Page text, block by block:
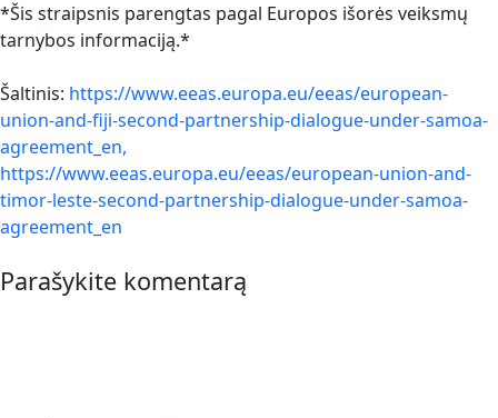
*Šis straipsnis parengtas pagal Europos išorės veiksmų
tarnybos informaciją.*
Šaltinis: https://www.eeas.europa.eu/eeas/european-
union-and-fiji-second-partnership-dialogue-under-samoa-
agreement_en,
https://www.eeas.europa.eu/eeas/european-union-and-
timor-leste-second-partnership-dialogue-under-samoa-
agreement_en
Parašykite komentarą